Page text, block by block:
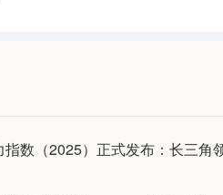
数（2025）正式发布：长三角